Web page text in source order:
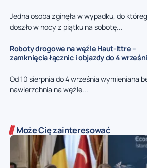
Jedna osoba zginęła w wypadku, do
doszło w nocy z piątku na sobotę...
Roboty drogowe na węźle Haut-Ittre –
zamknięcia łącznic i objazdy do 4
Od 10 sierpnia do 4 września wymieniana
nawierzchnia na węźle...
Może Cię zainteresować